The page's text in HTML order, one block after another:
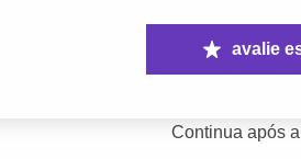
avalie
Continua após